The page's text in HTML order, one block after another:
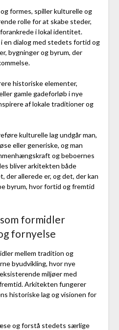
formes, spiller kulturelle og
rolle for at skabe steder,
i lokal identitet.
en dialog med stedets fortid og
bygninger og byrum, der
historiske elementer,
gamle gadeforløb i nye
af lokale traditioner og
kulturelle lag undgår man,
eller generiske, og man
og beboernes
bliver arkitekten både
der allerede er, og det, der kan
byrum, hvor fortid og fremtid
formidler
fornyelse
mellem tradition og
byudvikling, hvor nye
miljøer med
Arkitekten fungerer
historiske lag og visionen for
og forstå stedets særlige